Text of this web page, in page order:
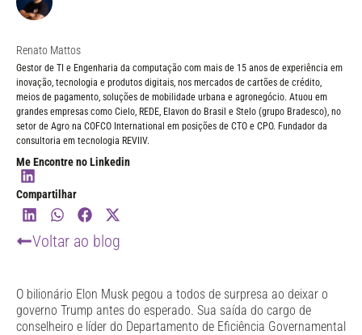
Renato Mattos
Gestor de TI e Engenharia da computação com mais de 15 anos de experiência em
inovação, tecnologia e produtos digitais, nos mercados de cartões de crédito,
meios de pagamento, soluções de mobilidade urbana e agronegócio. Atuou em
grandes empresas como Cielo, REDE, Elavon do Brasil e Stelo (grupo Bradesco), no
setor de Agro na COFCO International em posições de CTO e CPO. Fundador da
consultoria em tecnologia REVIIV.
Me Encontre no Linkedin
Compartilhar
Voltar ao blog
O bilionário Elon Musk pegou a todos de surpresa ao deixar o
governo Trump antes do esperado. Sua saída do cargo de
conselheiro e líder do Departamento de Eficiência Governamental